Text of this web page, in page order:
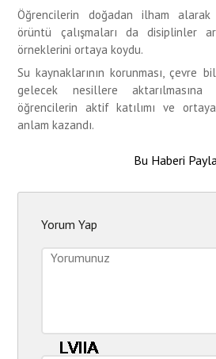
Öğrencilerin doğadan ilham alarak
örüntü çalışmaları da disiplinler
örneklerini ortaya koydu.
Su kaynaklarının korunması, çevre
gelecek nesillere
öğrencilerin aktif katılımı ve
anlam kazandı.
Bu Haberi
Yorum Yap